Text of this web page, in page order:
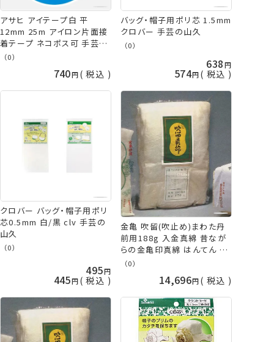
アサヒ アイテープ白 平
12mm 25m アイロン片面接
着テープ ネコポス可 手芸の
山久
（0）
740 税込
バッグ・帽子用ポリ芯 1.5mm
クロバー 手芸の山久
（0）
638
574 税込
クロバー バッグ・帽子用ポリ
芯0.5mm 白/黒 clv 手芸の
山久
（0）
495
445 税込
金亀 吹留(吹止め)まわた丹
前用188g 入金真綿 昔なが
らの金亀印真綿 はんてん ど
てら かいまき 布団綿 kkm
（0）
14,696 税込